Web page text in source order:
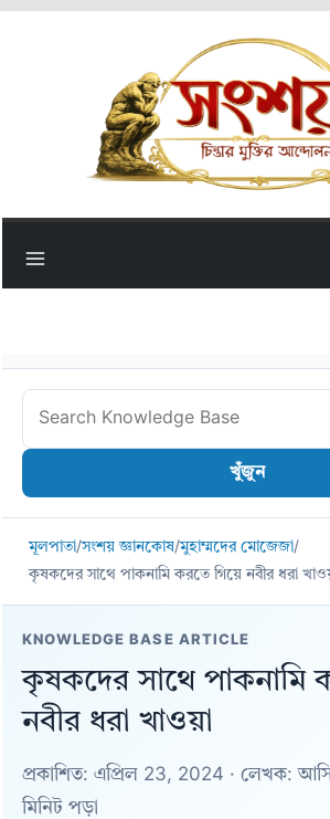
Search
Knowledge
খুঁজুন
মূলপাতা/সংশয় জ্ঞানকোষ/মুহাম্মদের মোজেজা/
কৃষকদের সাথে পাকনামি করতে গিয়ে নবীর ধরা
KNOWLEDGE BASE ARTICLE
কৃষকদের সাথে পাকনামি
নবীর ধরা খাওয়া
প্রকাশিত: এপ্রিল 23, 2024 · লেখক:
মিনিট পড়া